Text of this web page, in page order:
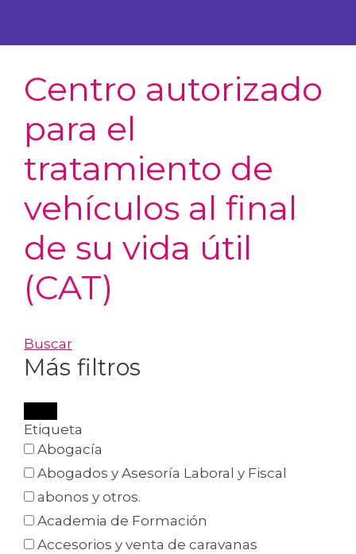
Centro autorizado
para el
tratamiento de
vehículos al final
de su vida útil
(CAT)
Buscar
Más filtros
Etiqueta
Abogacía
Abogados y Asesoría Laboral y Fiscal
abonos y otros.
Academia de Formación
Accesorios y venta de caravanas